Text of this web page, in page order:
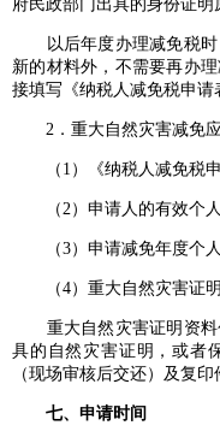
府民政部门出具的身份证明
以后年度办理减免税时
新的材料外，不需要再办
接填写《纳税人减免税申请
2．重大自然灾害减免应
（1）《纳税人减免税申
（2）申请人的有效个人
（3）申请减免年度个人
（4）重大自然灾害证明
重大自然灾害证明资料
具的自然灾害证明，或者
（现场审核后交还）及复印
七、申请时间